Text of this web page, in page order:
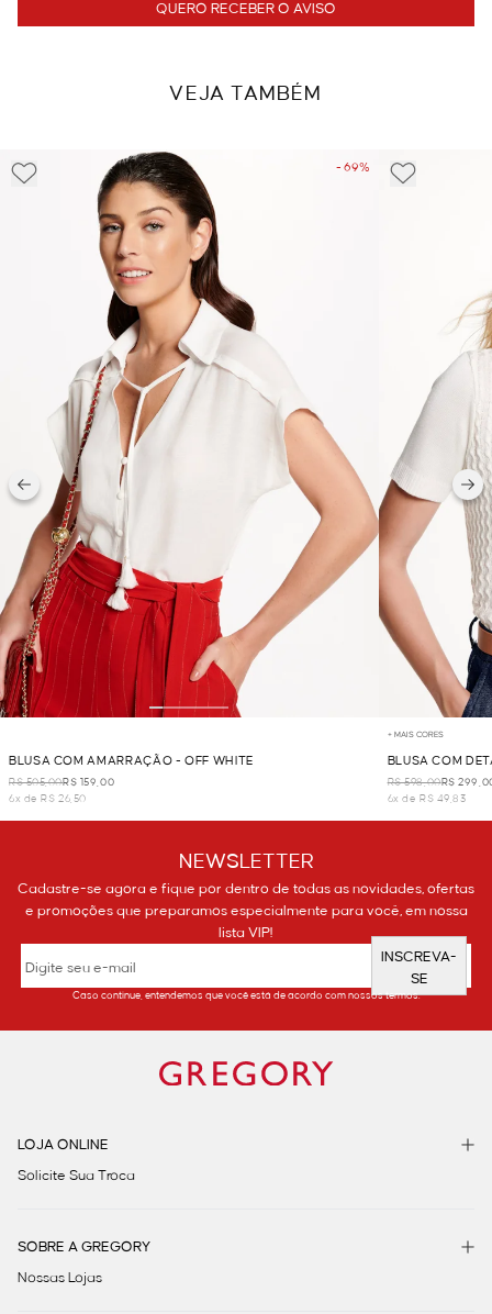
QUERO RECEBER O AVISO
VEJA TAMBÉM
- 69%
BLUSA COM AMARRAÇÃO - OFF WHITE
R$ 505,00R$ 159,00
6x de R$ 26,50
+ MAIS CORES
BLUSA COM
R$ 598,00R$
6x de R$ 49,83
NEWSLETTER
Cadastre-se agora e fique por dentro de todas as novidades, ofertas
e promoções que preparamos especialmente para você, em nossa
lista VIP!
INSCREVA-
SE
Caso continue, entendemos que você está de acordo com nossos termos.
LOJA ONLINE
Solicite Sua Troca
SOBRE A GREGORY
Nossas Lojas